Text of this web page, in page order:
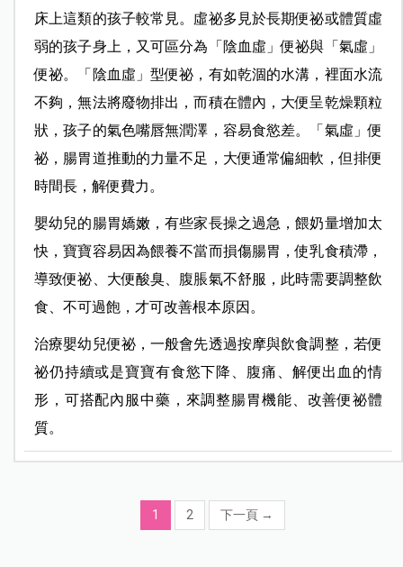
床上這類的孩子較常見。虛祕多見於長期便祕或體質虛
弱的孩子身上，又可區分為「陰血虛」便祕與「氣虛」
便祕。「陰血虛」型便祕，有如乾涸的水溝，裡面水流
不夠，無法將廢物排出，而積在體內，大便呈乾燥顆粒
狀，孩子的氣色嘴唇無潤澤，容易食慾差。「氣虛」便
祕，腸胃道推動的力量不足，大便通常偏細軟，但排便
時間長，解便費力。
嬰幼兒的腸胃嬌嫩，有些家長操之過急，餵奶量增加太
快，寶寶容易因為餵養不當而損傷腸胃，使乳食積滯，
導致便祕、大便酸臭、腹脹氣不舒服，此時需要調整飲
食、不可過飽，才可改善根本原因。
治療嬰幼兒便祕，一般會先透過按摩與飲食調整，若便
祕仍持續或是寶寶有食慾下降、腹痛、解便出血的情
形，可搭配內服中藥，來調整腸胃機能、改善便祕體
質。
1 2 下一頁 →